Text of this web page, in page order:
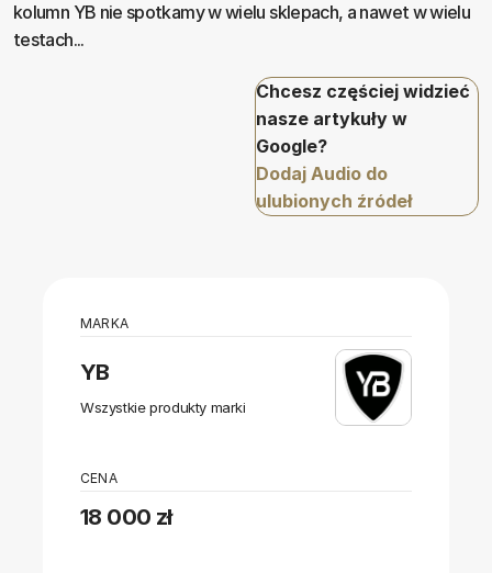
kolumn YB nie spotkamy w wielu sklepach, a nawet w wielu
testach...
Chcesz częściej widzieć
nasze artykuły w
Google?
Dodaj Audio do
ulubionych źródeł
MARKA
YB
Wszystkie produkty marki
CENA
18 000 zł